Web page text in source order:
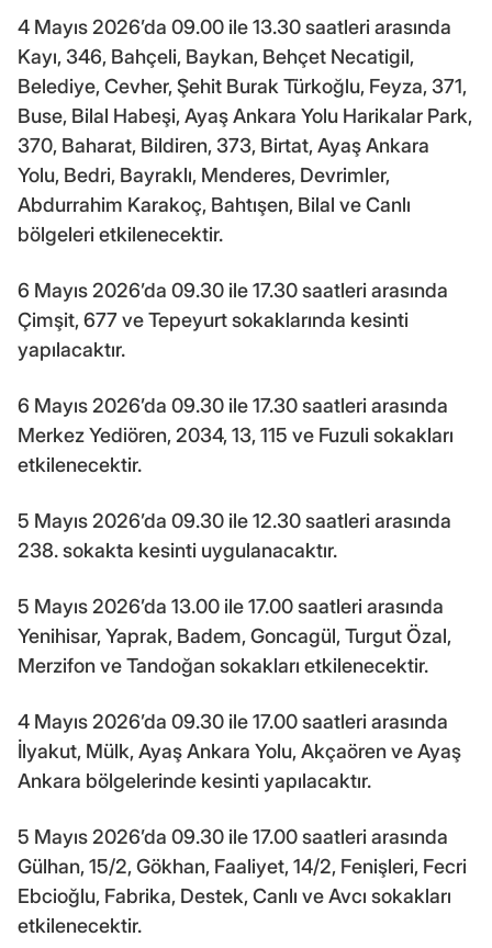
4 Mayıs 2026’da 09.00 ile 13.30 saatleri arasında
Kayı, 346, Bahçeli, Baykan, Behçet Necatigil,
Belediye, Cevher, Şehit Burak Türkoğlu, Feyza, 371,
Buse, Bilal Habeşi, Ayaş Ankara Yolu Harikalar Park,
370, Baharat, Bildiren, 373, Birtat, Ayaş Ankara
Yolu, Bedri, Bayraklı, Menderes, Devrimler,
Abdurrahim Karakoç, Bahtışen, Bilal ve Canlı
bölgeleri etkilenecektir.
6 Mayıs 2026’da 09.30 ile 17.30 saatleri arasında
Çimşit, 677 ve Tepeyurt sokaklarında kesinti
yapılacaktır.
6 Mayıs 2026’da 09.30 ile 17.30 saatleri arasında
Merkez Yediören, 2034, 13, 115 ve Fuzuli sokakları
etkilenecektir.
5 Mayıs 2026’da 09.30 ile 12.30 saatleri arasında
238. sokakta kesinti uygulanacaktır.
5 Mayıs 2026’da 13.00 ile 17.00 saatleri arasında
Yenihisar, Yaprak, Badem, Goncagül, Turgut Özal,
Merzifon ve Tandoğan sokakları etkilenecektir.
4 Mayıs 2026’da 09.30 ile 17.00 saatleri arasında
İlyakut, Mülk, Ayaş Ankara Yolu, Akçaören ve Ayaş
Ankara bölgelerinde kesinti yapılacaktır.
5 Mayıs 2026’da 09.30 ile 17.00 saatleri arasında
Gülhan, 15/2, Gökhan, Faaliyet, 14/2, Fenişleri, Fecri
Ebcioğlu, Fabrika, Destek, Canlı ve Avcı sokakları
etkilenecektir.